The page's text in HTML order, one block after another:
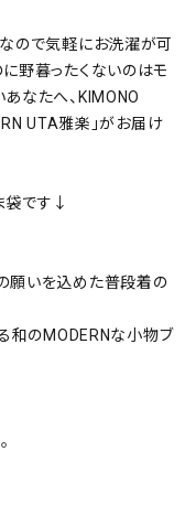
なので気軽にお洗濯が可
野暮ったくないのはモ
なたへ、KIMONO
UTA雅楽」がお届け
袋です↓
願いを込めた普段着の
和のMODERNな小物ブ